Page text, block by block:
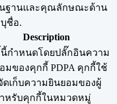
นฐานและคุณลักษณะด้าน
ชื่อ.
Description
กำหนดโดยปลั๊กอินความ
มของคุกกี้ PDPA คุกกี้ใช้
ดเก็บความยินยอมของผู้
หรับคุกกี้ในหมวดหมู่